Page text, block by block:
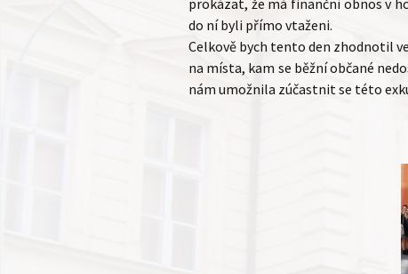
prokázat, že má finanční obnos v
do ní byli přímo vtaženi.
Celkově bych tento den zhodnotil
na místa, kam se běžní občané
nám umožnila zúčastnit se této